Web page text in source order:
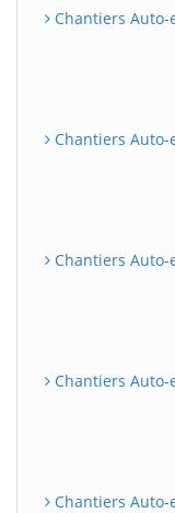
Chantiers
Chantiers
Chantiers
Chantiers
Chantiers